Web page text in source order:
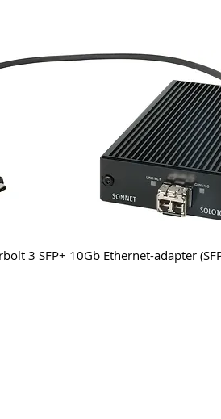
3 SFP+ 10Gb Ethernet-adapter